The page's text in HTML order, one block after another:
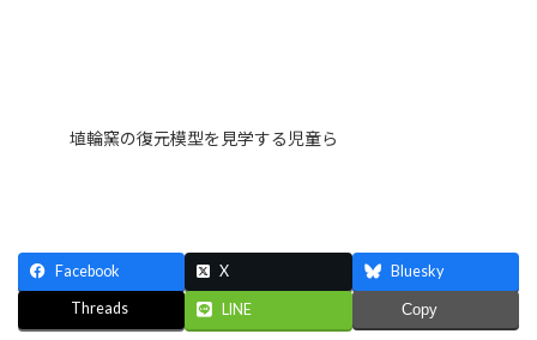
埴輪窯の復元模型を見学する児童ら
Facebook X Bluesky
Threads LINE Copy